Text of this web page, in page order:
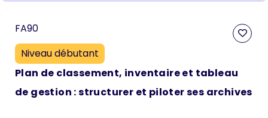
FA90
Niveau débutant
Plan de classement, inventaire et tableau
de gestion : structurer et piloter ses archives